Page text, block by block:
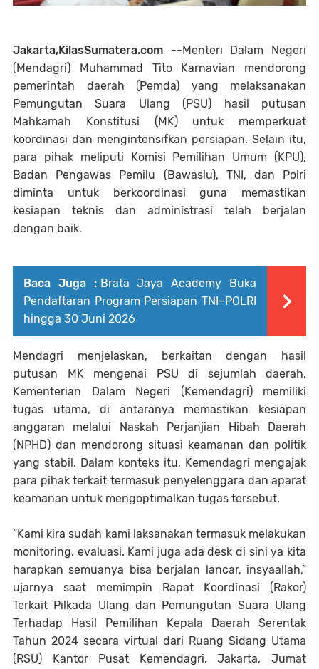
Jakarta,KilasSumatera.com --Menteri Dalam Negeri
(Mendagri) Muhammad Tito Karnavian mendorong
pemerintah daerah (Pemda) yang melaksanakan
Pemungutan Suara Ulang (PSU) hasil putusan
Mahkamah Konstitusi (MK) untuk memperkuat
koordinasi dan mengintensifkan persiapan. Selain itu,
para pihak meliputi Komisi Pemilihan Umum (KPU),
Badan Pengawas Pemilu (Bawaslu), TNI, dan Polri
diminta untuk berkoordinasi guna memastikan
kesiapan teknis dan administrasi telah berjalan
dengan baik.
Baca Juga : Brata Jaya Academy Buka
Pendaftaran Program Persiapan TNI–POLRI
hingga 30 Juni 2026
Mendagri menjelaskan, berkaitan dengan hasil
putusan MK mengenai PSU di sejumlah daerah,
Kementerian Dalam Negeri (Kemendagri) memiliki
tugas utama, di antaranya memastikan kesiapan
anggaran melalui Naskah Perjanjian Hibah Daerah
(NPHD) dan mendorong situasi keamanan dan politik
yang stabil. Dalam konteks itu, Kemendagri mengajak
para pihak terkait termasuk penyelenggara dan aparat
keamanan untuk mengoptimalkan tugas tersebut.
“Kami kira sudah kami laksanakan termasuk melakukan
monitoring, evaluasi. Kami juga ada desk di sini ya kita
harapkan semuanya bisa berjalan lancar, insyaallah,”
ujarnya saat memimpin Rapat Koordinasi (Rakor)
Terkait Pilkada Ulang dan Pemungutan Suara Ulang
Terhadap Hasil Pemilihan Kepala Daerah Serentak
Tahun 2024 secara virtual dari Ruang Sidang Utama
(RSU) Kantor Pusat Kemendagri, Jakarta, Jumat